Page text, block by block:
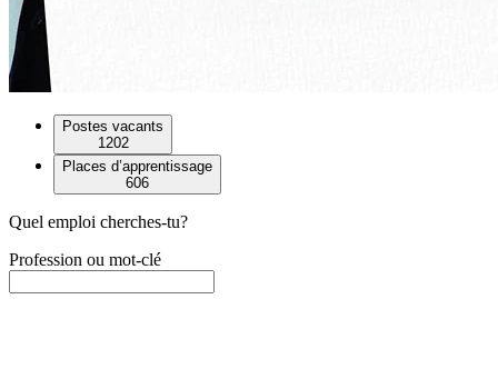
Postes vacants
1202
Places d’apprentissage
606
Quel emploi cherches-tu?
Profession ou mot-clé